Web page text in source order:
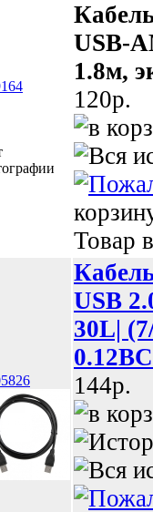
USB-
1.8м,
120p.
Товар
USB
30L|
144p.